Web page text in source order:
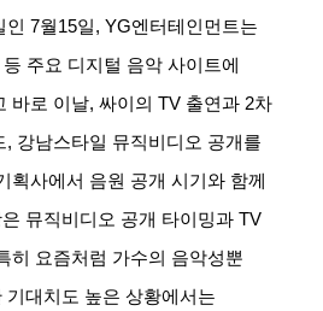
7월15일, YG엔터테인먼트는
등 주요 디지털 음악 사이트에
바로 이날,싸이의 TV 출연과 2차
, 강남스타일 뮤직비디오 공개를
획사에서 음원 공개 시기와 함께
뮤직비디오 공개 타이밍과 TV
히 요즘처럼 가수의 음악성뿐
대치도 높은 상황에서는